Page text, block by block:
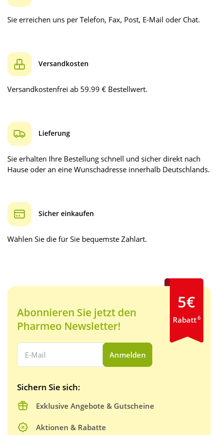
Sie erreichen uns per Telefon, Fax, Post, E-Mail oder Chat.
Versandkosten
Versandkostenfrei ab 59.99 € Bestellwert.
Lieferung
Sie erhalten Ihre Bestellung schnell und sicher direkt nach
Hause oder an eine Wunschadresse innerhalb Deutschlands.
Sicher einkaufen
Wählen Sie die für Sie bequemste Zahlart.
Abonnieren Sie jetzt den
Pharmeo Newsletter!
Ihre E-Mail Adresse:
Anmelden
Sichern Sie sich:
Exklusive Angebote & Gutscheine
Aktionen & Rabatte
5€
Rabatt6